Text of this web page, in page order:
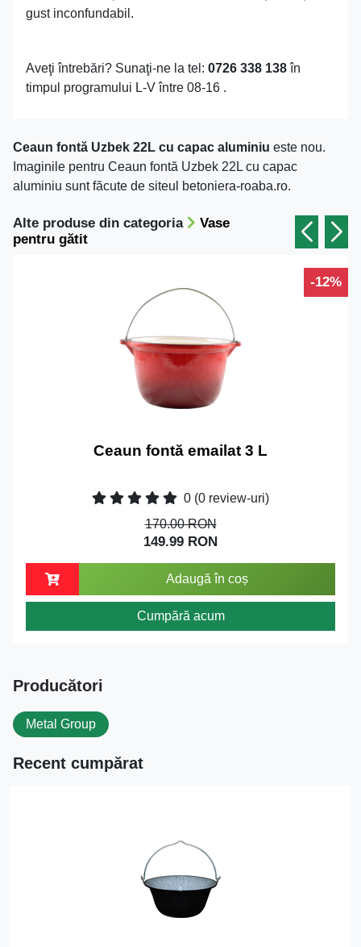
gust inconfundabil.
Aveţi întrebări? Sunaţi-ne la tel: 0726 338 138în
timpul programului L-V între 08-16 .
Ceaun fontă Uzbek 22L cu capac aluminiu este nou.
Imaginile pentru Ceaun fontă Uzbek 22L cu capac
aluminiu sunt făcute de siteul betoniera-roaba.ro.
Alte produse din categoria
Vase
pentru gătit
-12%
Ceaun fontă emailat 3 L
0 (0 review-uri)
170.00 RON
149.99 RON
Adaugă în coș
Cumpără acum
Producători
Metal Group
Recent cumpărat